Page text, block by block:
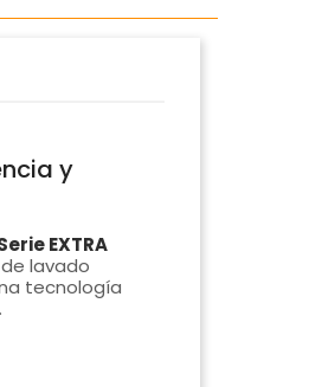
y
EXTRA
lavado
tecnología